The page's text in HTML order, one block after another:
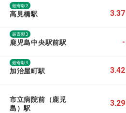
最寄駅2
高見橋駅 3.37
最寄駅3
鹿児島中央駅前駅 -
最寄駅4
加治屋町駅 3.42
市立病院前（鹿児
島）駅
3.29